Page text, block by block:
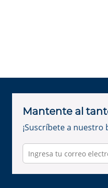
Mantente al
¡Suscríbete a